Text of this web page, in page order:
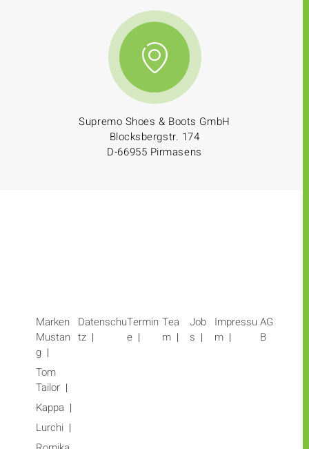
Supremo Shoes & Boots GmbH
Blocksbergstr. 174
D-66955 Pirmasens
Marken
Mustan
g
Tom
Tailor
Kappa
Lurchi
Datenschu
tz
Termin
e
Tea
m
Job
s
Impressu
m
AG
B